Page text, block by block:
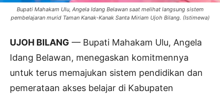
Bupati Mahakam Ulu, Angela Idang Belawan saat melihat langsung sistem
pembelajaran murid Taman Kanak-Kanak Santa Miriam Ujoh Bilang. (Istimewa)
UJOH BILANG — Bupati Mahakam Ulu, Angela
Idang Belawan, menegaskan komitmennya
untuk terus memajukan sistem pendidikan dan
pemerataan akses belajar di Kabupaten